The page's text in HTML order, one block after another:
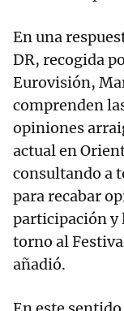
En una
DR, recogida
Eurovisión,
comprenden
opiniones
actual en
consultando a
para recabar
participación y
torno al
añadió.